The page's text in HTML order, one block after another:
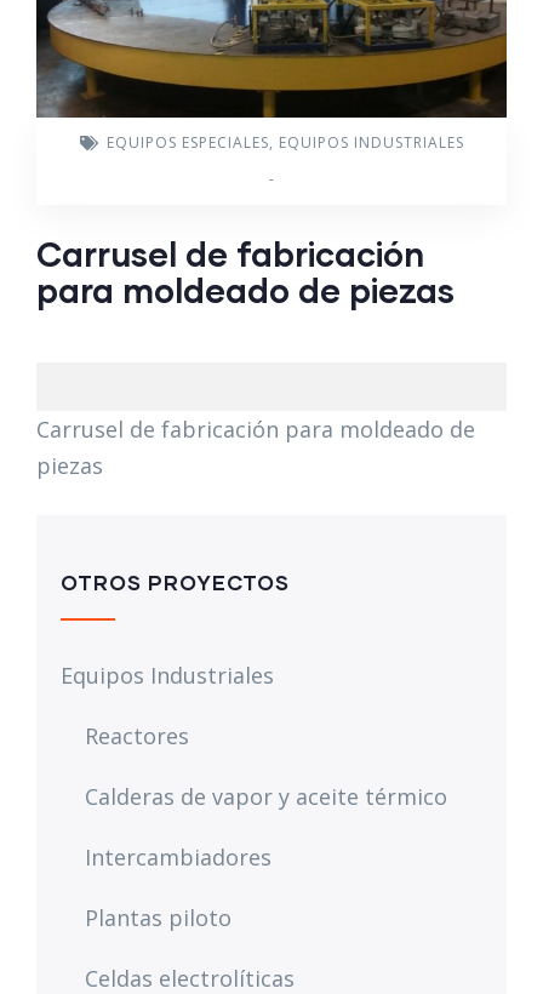
EQUIPOS ESPECIALES, EQUIPOS INDUSTRIALES
-
Carrusel de fabricación
para moldeado de piezas
Carrusel de fabricación para moldeado de
piezas
OTROS PROYECTOS
Equipos Industriales
Reactores
Calderas de vapor y aceite térmico
Intercambiadores
Plantas piloto
Celdas electrolíticas